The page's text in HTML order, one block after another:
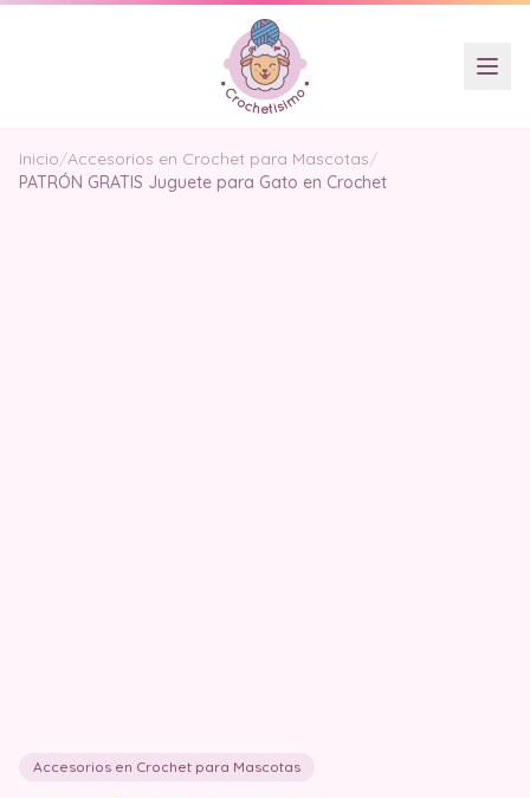
Inicio/Accesorios en Crochet para Mascotas/
PATRÓN GRATIS Juguete para Gato en Crochet
Accesorios en Crochet para Mascotas